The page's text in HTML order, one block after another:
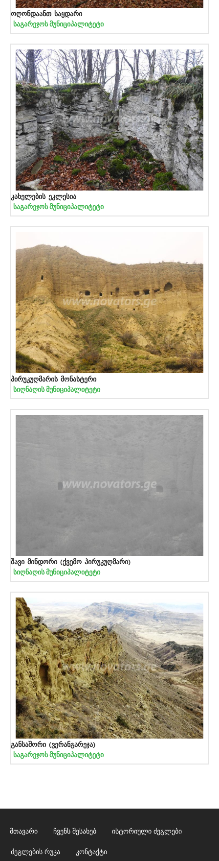
ოღონდაანთ საყდარი
საგარეჯოს მუნიციპალიტეტი
კახელების ეკლესია
საგარეჯოს მუნიციპალიტეტი
პირუკუღმარის მონასტერი
სიღნაღის მუნიციპალიტეტი
შავი მინდორი (ქვემო პირუკუღმარი)
სიღნაღის მუნიციპალიტეტი
განსაშორი (ვერანგარეჯა)
საგარეჯოს მუნიციპალიტეტი
მთავარი ჩვენს შესახებ ისტორიული ძეგლები
ძეგლების რუკა კონტაქტი